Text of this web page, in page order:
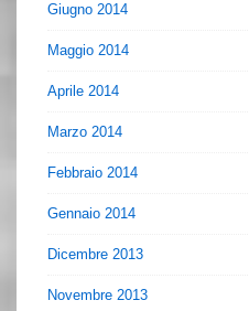
Giugno 2014
Maggio 2014
Aprile 2014
Marzo 2014
Febbraio 2014
Gennaio 2014
Dicembre 2013
Novembre 2013